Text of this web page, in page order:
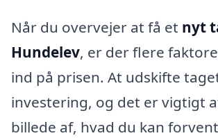
Når du overvejer at få et nyt
Hundelev, er der flere
ind på prisen. At udskifte
investering, og det er vigtigt
billede af, hvad du kan